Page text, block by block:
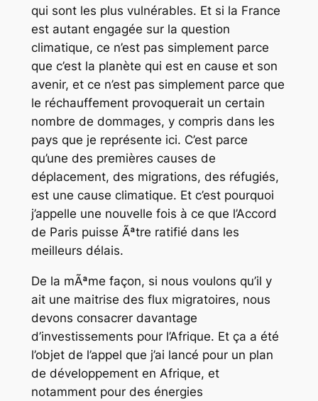
qui sont les plus vulnérables. Et si la France
est autant engagée sur la question
climatique, ce n’est pas simplement parce
que c’est la planète qui est en cause et son
avenir, et ce n’est pas simplement parce que
le réchauffement provoquerait un certain
nombre de dommages, y compris dans les
pays que je représente ici. C’est parce
qu’une des premières causes de
déplacement, des migrations, des réfugiés,
est une cause climatique. Et c’est pourquoi
j’appelle une nouvelle fois à ce que l’Accord
de Paris puisse Ãªtre ratifié dans les
meilleurs délais.
De la mÃªme façon, si nous voulons qu’il y
ait une maitrise des flux migratoires, nous
devons consacrer davantage
d’investissements pour l’Afrique. Et ça a été
l’objet de l’appel que j’ai lancé pour un plan
de développement en Afrique, et
notamment pour des énergies